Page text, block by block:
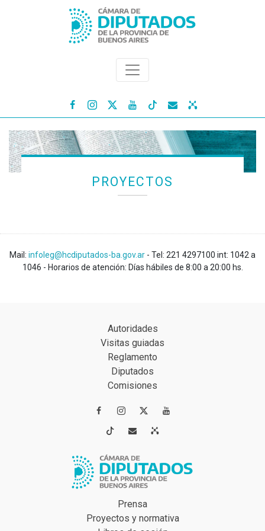
   
PROYECTOS
Mail: infoleg@hcdiputados-ba.gov.ar - Tel: 221 4297100 int: 1042 a
1046 - Horarios de atención: Días hábiles de 8:00 a 20:00 hs.
Autoridades
Visitas guiadas
Reglamento
Diputados
Comisiones
 
 
Prensa
Proyectos y normativa